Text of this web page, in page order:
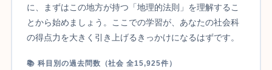
に、まずはこの地方が持つ「地理的法則」を理解するこ
とから始めましょう。ここでの学習が、あなたの社会科
の得点力を大きく引き上げるきっかけになるはずです。
📚 科目別の過去問数（社会 全15,925件）